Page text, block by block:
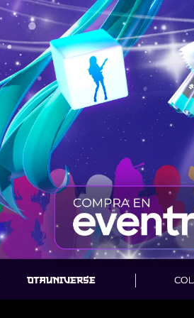
inmersiva